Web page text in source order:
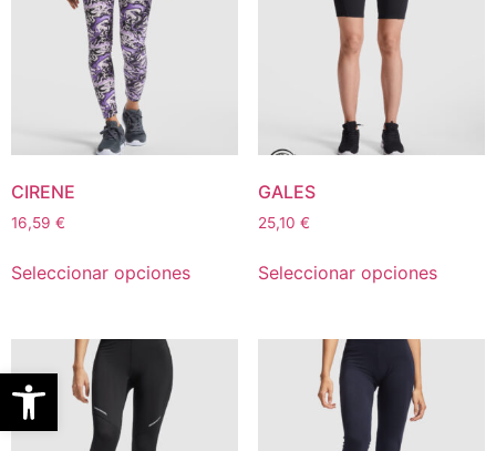
Abrir barra de herramientas
CIRENE
16,59 €
Seleccionar opciones
GALES
25,10 €
Seleccionar opciones